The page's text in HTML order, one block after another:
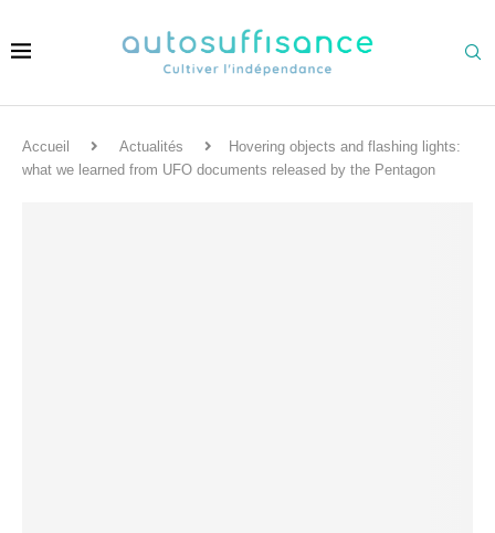
Accueil Actualités
Hovering objects and flashing lights:
what we learned from UFO documents released by the Pentagon